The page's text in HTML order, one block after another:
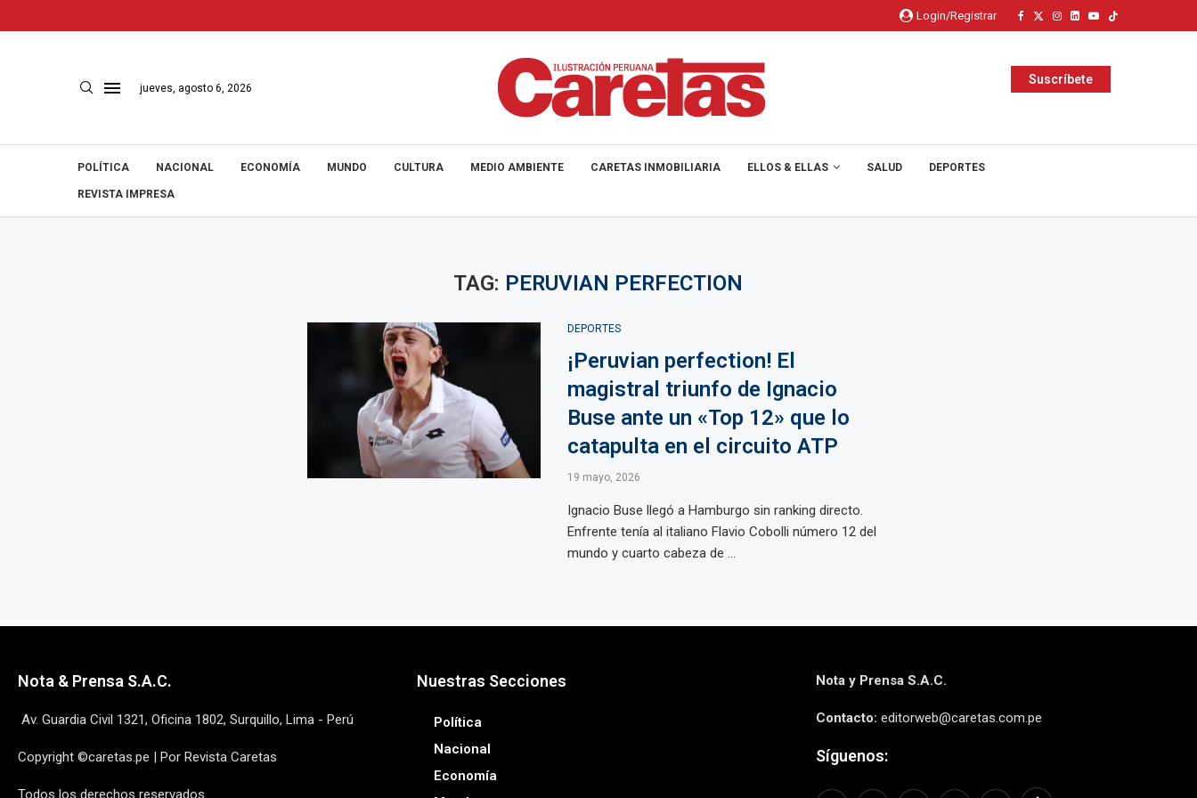
Login/Registrar
jueves, agosto 6, 2026
Suscríbete
POLÍTICA NACIONAL ECONOMÍA MUNDO CULTURA MEDIO AMBIENTE CARETAS INMOBILIARIA ELLOS & ELLAS SALUD DEPORTES
REVISTA IMPRESA
TAG: PERUVIAN PERFECTION
DEPORTES
¡Peruvian perfection! El
magistral triunfo de Ignacio
Buse ante un «Top 12» que lo
catapulta en el circuito ATP
19 mayo, 2026
Ignacio Buse llegó a Hamburgo sin ranking directo.
Enfrente tenía al italiano Flavio Cobolli número 12 del
mundo y cuarto cabeza de ...
Nota & Prensa S.A.C.
Av. Guardia Civil 1321, Oficina 1802, Surquillo, Lima - Perú
Copyright ©caretas.pe | Por Revista Caretas
Todos los derechos reservados
Nuestras Secciones
Política
Nacional
Economía
Nota y Prensa S.A.C.
Contacto: editorweb@caretas.com.pe
Síguenos: